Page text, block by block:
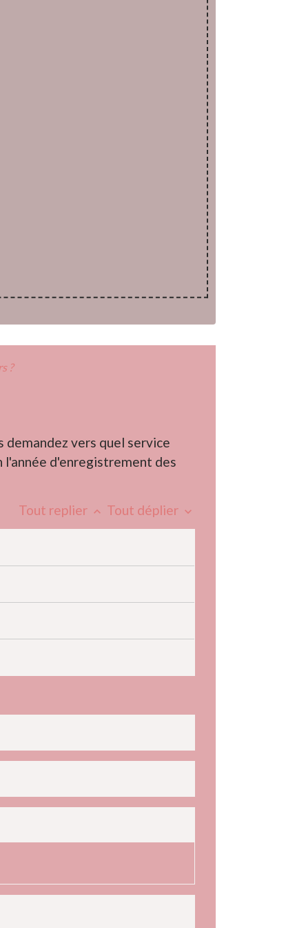
?
demandez vers quel service
l'année d'enregistrement des
Tout replier keyboard_arrow_up Tout déplier keyboard_arrow_down